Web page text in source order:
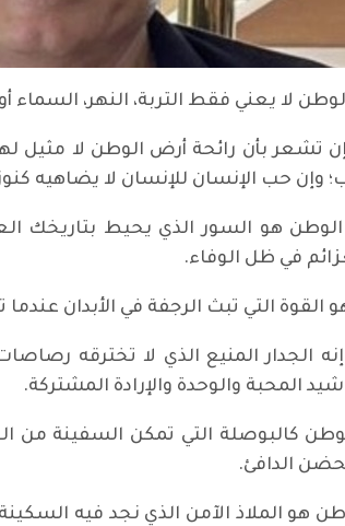
لا يعني فقط التربة، النهر،
تشعر بأن رائحة أرض الوطن لا مثيل
وإن حب الإنسان للإنسان لا يضاهيه كنوز
هو السور الذي يحيط بتاريخك
في ظل الوفاء.
القوة التي تبث الرجفة في الأبدان
الجدار المنيع الذي لا تخترقه
المحبة والوحدة والإرادة المشتركة.
كالبوصلة التي تمكن السفينة من
الدافئ.
هو الملاذ الآمن الذي نجد فيه